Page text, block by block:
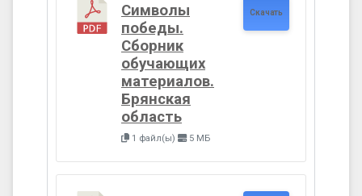
Символы
победы.
Сборник
обучающих
материалов.
Брянская
область
1 файл(ы) 5 МБ
Скачать